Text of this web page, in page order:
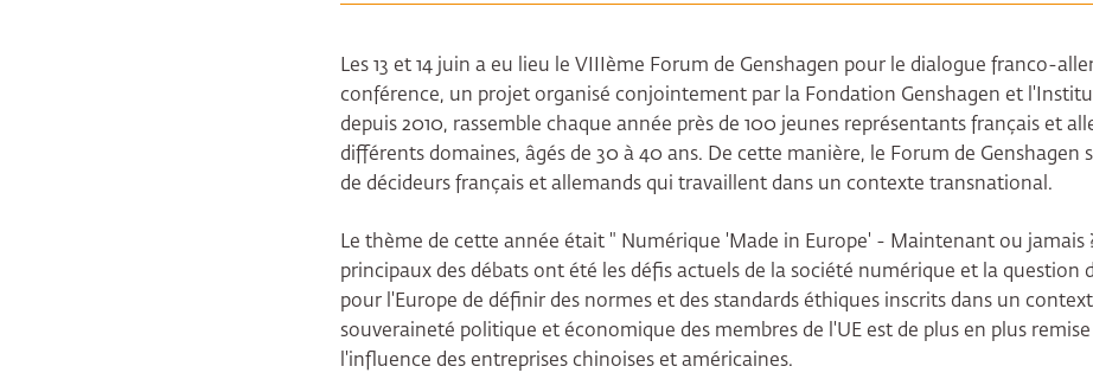
Les 13 et 14 juin a eu lieu le VIIIème Forum de Genshagen pour le dialogue franco-
conférence, un projet organisé conjointement par la Fondation Genshagen et
depuis 2010, rassemble chaque année près de 100 jeunes représentants français et
différents domaines, âgés de 30 à 40 ans. De cette manière, le Forum de Genshagen
de décideurs français et allemands qui travaillent dans un contexte transnational.
Le thème de cette année était " Numérique 'Made in Europe' - Maintenant ou jamais ?
principaux des débats ont été les défis actuels de la société numérique et la question
pour l'Europe de définir des normes et des standards éthiques inscrits dans un
souveraineté politique et économique des membres de l'UE est de plus en plus
l'influence des entreprises chinoises et américaines.